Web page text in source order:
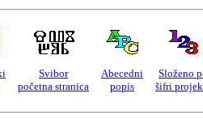
Svibor
početna stranica
Abecedni
popis
Složeno
šifri